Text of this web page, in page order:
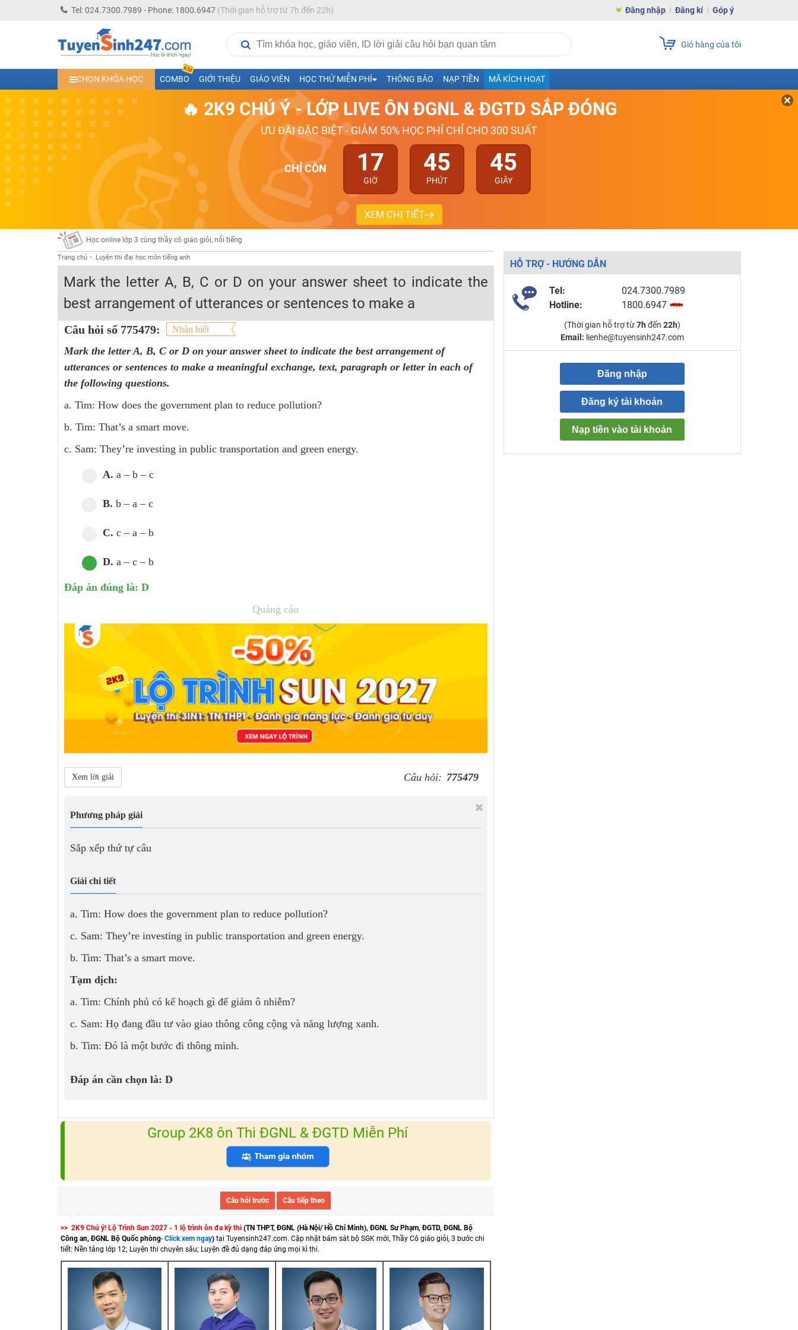
Tel: 024.7300.7989 - Phone: 1800.6947(Thời gian hỗ trợ từ 7h đến 22h) Đăng nhập Đăng kí Góp ý
Giỏ hàng của tôi
CHỌN KHÓA HỌC COMBO GIỚI THIỆU GIÁO VIÊN HỌC THỬ MIỄN PHÍ THÔNG BÁO NẠP TIỀN MÃ KÍCH HOẠT
🔥 2K9 CHÚ Ý - LỚP LIVE ÔN ĐGNL & ĐGTD SẮP ĐÓNG
ƯU ĐÃI ĐẶC BIỆT - GIẢM 50% HỌC PHÍ CHỈ CHO 300 SUẤT
CHỈ CÒN 17
GIỜ
45
PHÚT
44
GIÂY
XEM CHI TIẾT
Học trực tuyến lớp 10 các môn Toán - Lý - Hóa - Văn - Anh- Sinh-Sử-Địa cùng Thầy Cô giỏi, nổi tiếng
Học online trực tuyến cấp Tiểu học và THCS năm học 2026-2027
Học online lớp 5 cùng thầy cô giáo giỏi, nổi tiếng
Học online lớp 7 cùng thầy cô giáo giỏi
Học online lớp 6 cùng thầy cô giỏi, nổi tiếng
Học online lớp 8 cùng thầy cô giáo giỏi
2K13! Bứt Phá Lớp 5 Năm Học 2023 - 2024
Học online lớp 4 cùng thầy cô giáo giỏi, nổi tiếng
Học online lớp 3 cùng thầy cô giáo giỏi, nổi tiếng
Học online lớp 2 với thầy cô giáo giỏi, nổi tiếng
2K6! Lộ Trình Sun 2024 - Ba bước luyện thi TN THPT - ĐH ít nhất 25 điểm
Khuyến Mãi Khoá Học 1K Chỉ Từ 11-13/09/2024
Đồng giá khóa học 499K - 399K (13/11-15/11)
Khai giảng các khóa lớp 9 Toán - Lý - Hóa - Văn - Anh năm 2018
Khai giảng khóa Ngữ văn 7 - xây nền vững chắc cho tương lai!
Luyện thi vào lớp 10 môn Toán, Văn, Hóa, Anh, Lý với giáo viên giỏi và nổi tiếng
Trang chủ Luyện thi đại học môn tiếng anh
Mark the letter A, B, C or D on your answer sheet to indicate the
best arrangement of utterances or sentences to make a
Câu hỏi số 775479: Nhận biết
Mark the letter A, B, C or D on your answer sheet to indicate the best arrangement of
utterances or sentences to make a meaningful exchange, text, paragraph or letter in each of
the following questions.
a. Tim: How does the government plan to reduce pollution?
b. Tim: That’s a smart move.
c. Sam: They’re investing in public transportation and green energy.
A. a – b – c
B. b – a – c
C. c – a – b
D. a – c – b
Đáp án đúng là: D
Quảng cáo
Xem lời giải Câu hỏi: 775479
Phương pháp giải
Sắp xếp thứ tự câu
Giải chi tiết
a. Tim: How does the government plan to reduce pollution?
c. Sam: They’re investing in public transportation and green energy.
b. Tim: That’s a smart move.
Tạm dịch:
a. Tim: Chính phủ có kế hoạch gì để giảm ô nhiễm?
c. Sam: Họ đang đầu tư vào giao thông công cộng và năng lượng xanh.
b. Tim: Đó là một bước đi thông minh.
Đáp án cần chọn là: D
Group 2K8 ôn Thi ĐGNL & ĐGTD Miễn Phí
Câu hỏi trước Câu tiếp theo
>> 2K9 Chú ý! Lộ Trình Sun 2027 - 1 lộ trình ôn đa kỳ thi (TN THPT, ĐGNL (Hà Nội/ Hồ Chí Minh), ĐGNL Sư Phạm, ĐGTD, ĐGNL Bộ
Công an, ĐGNL Bộ Quốc phòng- Click xem ngay)tại Tuyensinh247.com. Cập nhật bám sát bộ SGK mới, Thầy Cô giáo giỏi, 3 bước chi
tiết: Nền tảng lớp 12; Luyện thi chuyên sâu; Luyện đề đủ dạng đáp ứng mọi kì thi.
HỖ TRỢ - HƯỚNG DẪN
Tel:
024.7300.7989
Hotline:
1800.6947
(Thời gian hỗ trợ từ7h đến 22h)
Email: lienhe@tuyensinh247.com
Đăng nhập
Đăng ký tài khoản
Nạp tiền vào tài khoản